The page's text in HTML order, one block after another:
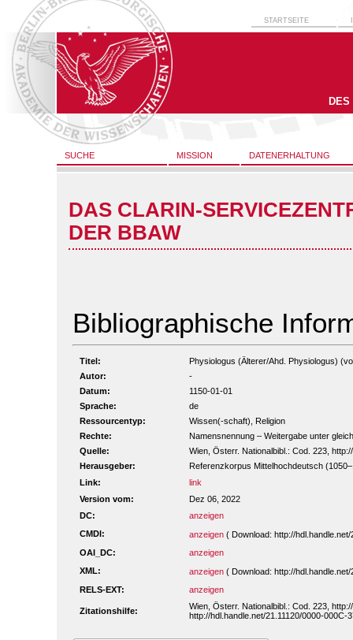
STARTSEITE
SUCHE MISSION DATENERHALTUNG
DAS CLARIN-
DER BBAW
Bibliographische
Titel:
Physiologus (Älterer/Ahd. Physiologus)
Autor:
-
Datum:
1150-01-01
Sprache:
de
Ressourcentyp:
Wissen(-schaft), Religion
Rechte:
Namensnennung – Weitergabe unter
Quelle:
Wien, Österr. Nationalbibl.: Cod. 223,
Herausgeber:
Referenzkorpus Mittelhochdeutsch
Link:
link
Version vom:
Dez 06, 2022
DC:
anzeigen
CMDI:
anzeigen ( Download: http://
OAI_DC:
anzeigen
XML:
anzeigen ( Download: http://
RELS-EXT:
anzeigen
Zitationshilfe:
Wien, Österr. Nationalbibl.: Cod. 223,
http://hdl.handle.net/21.11120/0000-000C-